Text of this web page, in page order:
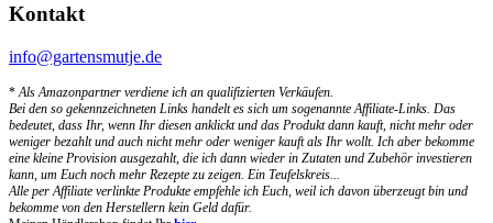
Kontakt
info@gartensmutje.de
* Als Amazonpartner verdiene ich an qualifizierten Verkäufen.
Bei den so gekennzeichneten Links handelt es sich um sogenannte Affiliate-Links. Das
bedeutet, dass Ihr, wenn Ihr diesen anklickt und das Produkt dann kauft, nicht mehr oder
weniger bezahlt und auch nicht mehr oder weniger kauft als Ihr wollt. Ich aber bekomme
eine kleine Provision ausgezahlt, die ich dann wieder in Zutaten und Zubehör investieren
kann, um Euch noch mehr Rezepte zu zeigen. Ein Teufelskreis...
Alle per Affiliate verlinkte Produkte empfehle ich Euch, weil ich davon überzeugt bin und
bekomme von den Herstellern kein Geld dafür.